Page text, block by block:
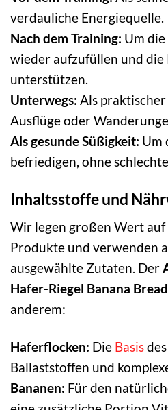
verdauliche Energiequelle.
Nach dem Training: Um
wieder aufzufüllen und die
unterstützen.
Unterwegs: Als praktischer
Ausflüge oder
Als gesunde Süßigkeit: Um
befriedigen, ohne
Inhaltsstoffe und
Wir legen großen Wert
Produkte und verwenden
ausgewählte Zutaten. Der
Hafer-Riegel Banana Bread
anderem:
Haferflocken: Die Basis
Ballaststoffen und
Bananen: Für den